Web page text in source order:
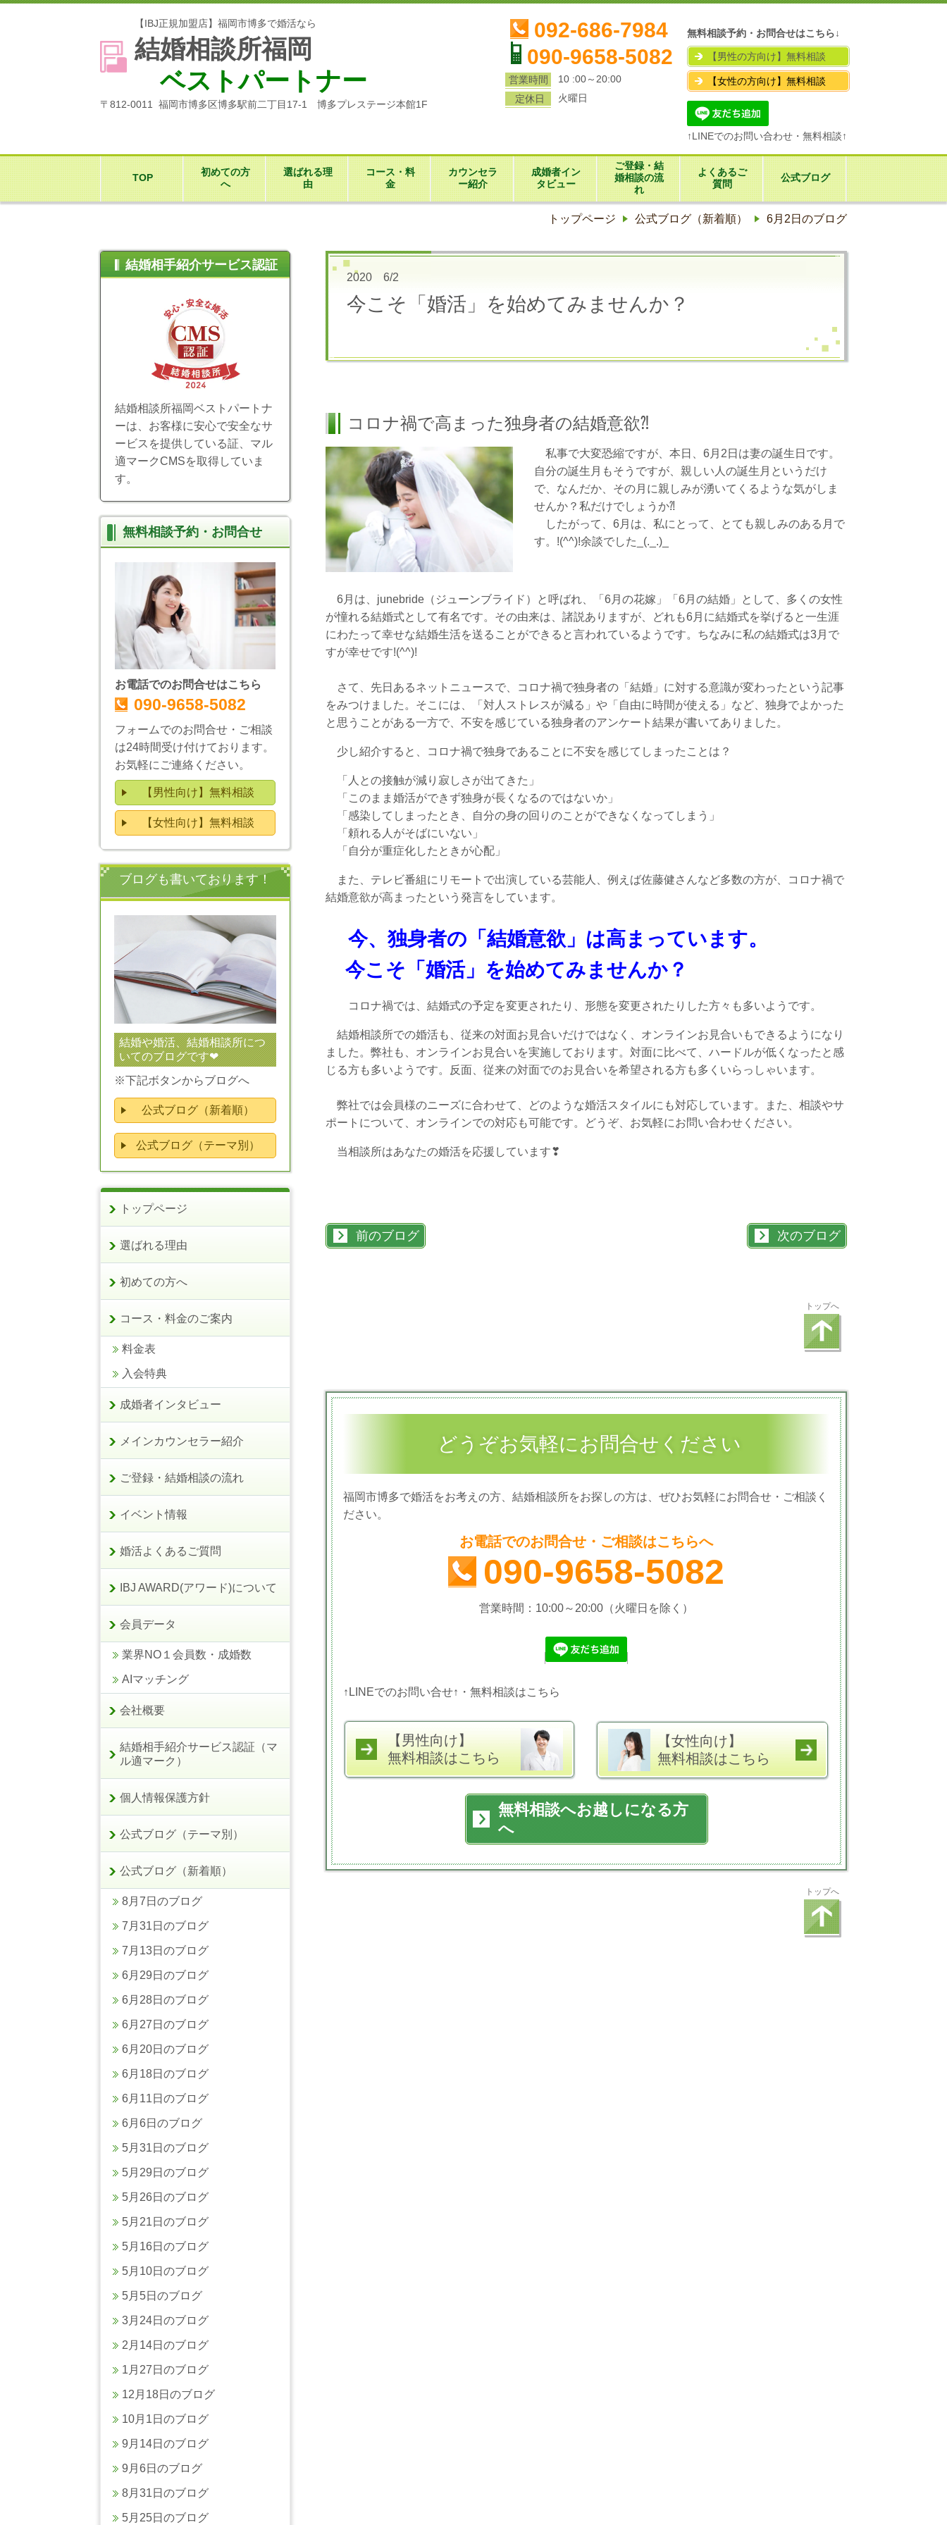
【IBJ正規加盟店】福岡市博多で婚活なら
結婚相談所福岡
ベストパートナー
〒812-0011 福岡市博多区博多駅前二丁目17-1 博多プレステージ本館1F
092-686-7984
090-9658-5082
営業時間
10 :00～20:00
定休日
火曜日
無料相談予約・お問合せはこちら↓
【男性の方向け】無料相談
【女性の方向け】無料相談
↑LINEでのお問い合わせ・無料相談↑
TOP
初めての方
へ
選ばれる理
由
コース・料
金
カウンセラ
ー紹介
成婚者イン
タビュー
ご登録・結
婚相談の流
れ
よくあるご
質問
公式ブログ
トップページ 公式ブログ（新着順） 6月2日のブログ
2020 6/2
今こそ「婚活」を始めてみませんか？
コロナ禍で高まった独身者の結婚意欲⁈
私事で大変恐縮ですが、本日、6月2日は妻の誕生日です。
自分の誕生月もそうですが、親しい人の誕生月というだけ
で、なんだか、その月に親しみが湧いてくるような気がしま
せんか？私だけでしょうか⁈
したがって、6月は、私にとって、とても親しみのある月で
す。!(^^)!余談でした_(._.)_
6月は、junebride（ジューンブライド）と呼ばれ、「6月の花嫁」「6月の結婚」として、多くの女性
が憧れる結婚式として有名です。その由来は、諸説ありますが、どれも6月に結婚式を挙げると一生涯
にわたって幸せな結婚生活を送ることができると言われているようです。ちなみに私の結婚式は3月で
すが幸せです!(^^)!
さて、先日あるネットニュースで、コロナ禍で独身者の「結婚」に対する意識が変わったという記事
をみつけました。そこには、「対人ストレスが減る」や「自由に時間が使える」など、独身でよかった
と思うことがある一方で、不安を感じている独身者のアンケート結果が書いてありました。
少し紹介すると、コロナ禍で独身であることに不安を感じてしまったことは？
「人との接触が減り寂しさが出てきた」
「このまま婚活ができず独身が長くなるのではないか」
「感染してしまったとき、自分の身の回りのことができなくなってしまう」
「頼れる人がそばにいない」
「自分が重症化したときが心配」
また、テレビ番組にリモートで出演している芸能人、例えば佐藤健さんなど多数の方が、コロナ禍で
結婚意欲が高まったという発言をしています。
今、独身者の「結婚意欲」は高まっています。
今こそ「婚活」を始めてみませんか？
コロナ禍では、結婚式の予定を変更されたり、形態を変更されたりした方々も多いようです。
結婚相談所での婚活も、従来の対面お見合いだけではなく、オンラインお見合いもできるようになり
ました。弊社も、オンラインお見合いを実施しております。対面に比べて、ハードルが低くなったと感
じる方も多いようです。反面、従来の対面でのお見合いを希望される方も多くいらっしゃいます。
弊社では会員様のニーズに合わせて、どのような婚活スタイルにも対応しています。また、相談やサ
ポートについて、オンラインでの対応も可能です。どうぞ、お気軽にお問い合わせください。
当相談所はあなたの婚活を応援しています❣
前のブログ 次のブログ
トップへ
どうぞお気軽にお問合せください
福岡市博多で婚活をお考えの方、結婚相談所をお探しの方は、ぜひお気軽にお問合せ・ご相談く
ださい。
お電話でのお問合せ・ご相談はこちらへ
090-9658-5082
営業時間：10:00～20:00（火曜日を除く）
↑LINEでのお問い合せ↑・無料相談はこちら
【男性向け】
無料相談はこちら
【女性向け】
無料相談はこちら
無料相談へお越しになる方
へ
トップへ
結婚相手紹介サービス認証
結婚相談所福岡ベストパートナ
ーは、お客様に安心で安全なサ
ービスを提供している証、マル
適マークCMSを取得していま
す。
無料相談予約・お問合せ
お電話でのお問合せはこちら
090-9658-5082
フォームでのお問合せ・ご相談
は24時間受け付けております。
お気軽にご連絡ください。
【男性向け】無料相談
【女性向け】無料相談
ブログも書いております！
結婚や婚活、結婚相談所につ
いてのブログです❤
※下記ボタンからブログへ
公式ブログ（新着順）
公式ブログ（テーマ別）
トップページ
選ばれる理由
初めての方へ
コース・料金のご案内
料金表
入会特典
成婚者インタビュー
メインカウンセラー紹介
ご登録・結婚相談の流れ
イベント情報
婚活よくあるご質問
IBJ AWARD(アワード)について
会員データ
業界NO１会員数・成婚数
AIマッチング
会社概要
結婚相手紹介サービス認証（マ
ル適マーク）
個人情報保護方針
公式ブログ（テーマ別）
公式ブログ（新着順）
8月7日のブログ
7月31日のブログ
7月13日のブログ
6月29日のブログ
6月28日のブログ
6月27日のブログ
6月20日のブログ
6月18日のブログ
6月11日のブログ
6月6日のブログ
5月31日のブログ
5月29日のブログ
5月26日のブログ
5月21日のブログ
5月16日のブログ
5月10日のブログ
5月5日のブログ
3月24日のブログ
2月14日のブログ
1月27日のブログ
12月18日のブログ
10月1日のブログ
9月14日のブログ
9月6日のブログ
8月31日のブログ
5月25日のブログ